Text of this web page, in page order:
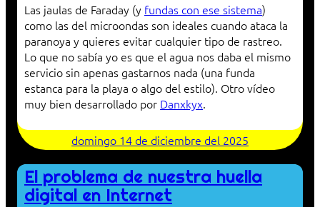
Las jaulas de Faraday (y fundas con ese sistema)
como las del microondas son ideales cuando ataca la
paranoya y quieres evitar cualquier tipo de rastreo.
Lo que no sabía yo es que el agua nos daba el mismo
servicio sin apenas gastarnos nada (una funda
estanca para la playa o algo del estilo). Otro vídeo
muy bien desarrollado por Danxkyx.
domingo 14 de diciembre del 2025
El problema de nuestra huella
digital en Internet